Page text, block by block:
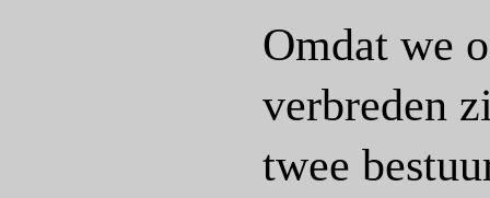
Omdat we
verbreden
twee